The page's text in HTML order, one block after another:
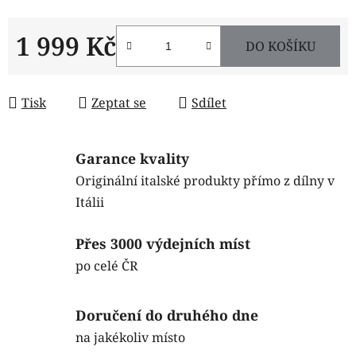
1 999 Kč DO KOŠÍKU
Tisk Zeptat se Sdílet
Garance kvality
Originální italské produkty přímo z dílny v
Itálii
Přes 3000 výdejních míst
po celé ČR
Doručení do druhého dne
na jakékoliv místo